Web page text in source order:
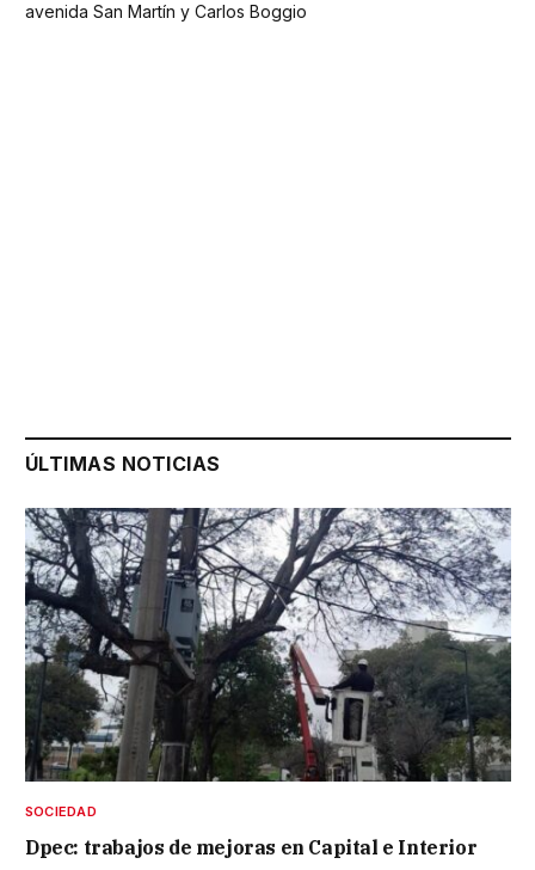
avenida San Martín y Carlos Boggio
ÚLTIMAS NOTICIAS
SOCIEDAD
Dpec: trabajos de mejoras en Capital e Interior